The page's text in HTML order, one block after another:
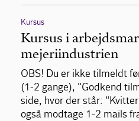
Kursus
Kursus i
mejeriindustrien
OBS! Du er ikke tilmeldt
(1-2 gange), "Godkend
side, hvor der står:
også modtage 1-2 mails